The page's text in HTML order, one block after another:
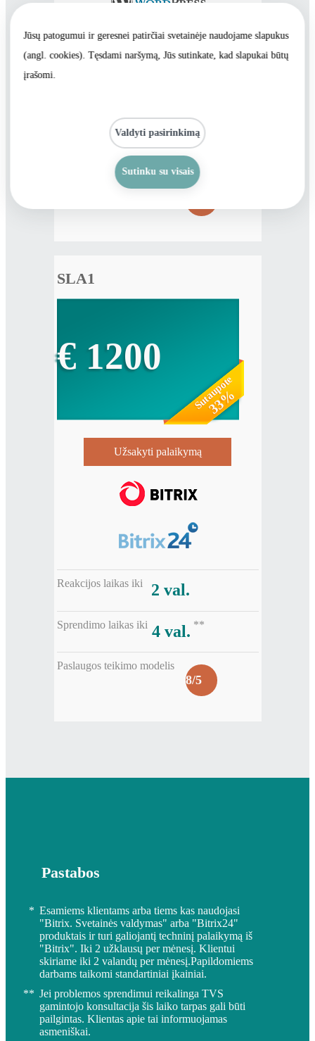
Sprendimo laikas iki 18 val.**
Paslaugos teikimo modelis
SLA1
Sutaupote
33%
€ 1200
Užsakyti palaikymą
Reakcijos laikas iki 2 val.
Sprendimo laikas iki4 val. **
Paslaugos teikimo modelis
8/5
Pastabos
* Esamiems klientams arba tiems kas naudojasi
"Bitrix. Svetainės valdymas" arba "Bitrix24"
produktais ir turi galiojantį techninį palaikymą iš
"Bitrix". Iki 2 užklausų per mėnesį. Klientui
skiriame iki 2 valandų per mėnesį.Papildomiems
darbams taikomi standartiniai įkainiai.
** Jei problemos sprendimui reikalinga TVS
gamintojo konsultacija šis laiko tarpas gali būti
pailgintas. Klientas apie tai informuojamas
asmeniškai.
Jūsų patogumui ir geresnei patirčiai svetainėje naudojame slapukus
(angl. cookies). Tęsdami naršymą, Jūs sutinkate, kad slapukai būtų
įrašomi.
Sutinku su visais
Valdyti pasirinkimą